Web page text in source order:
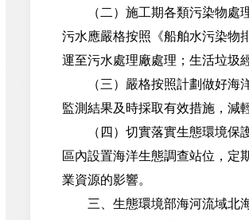
（二）施工期各類污染物處理
污水應嚴格按照《船舶水污染物
運至污水處理廠處理；生活垃圾
（三）嚴格按照計劃做好海洋
監測結果及時採取有效措施，減
（四）切實落實生態環境保護
區內設置海洋生態調查站位，定
業資源的影響。
三、生態環境部海河流域北海